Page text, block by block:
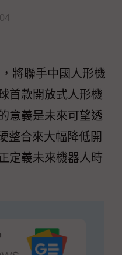
將聯手中國人形機
首款開放式人形機
意義是未來可望透
整合來大幅降低開
定義未來機器人時